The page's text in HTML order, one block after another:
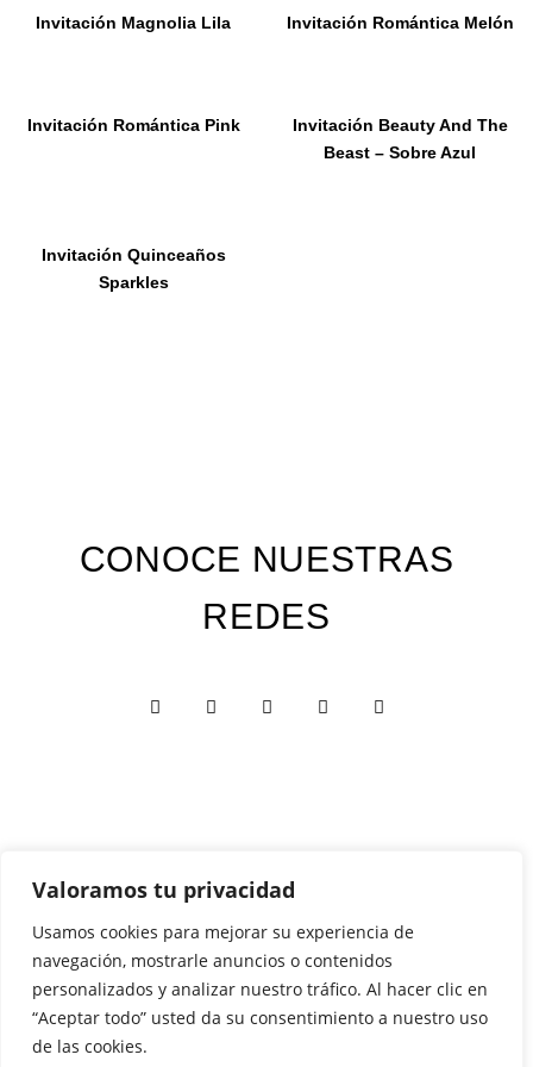
Valoramos tu privacidad
Usamos cookies para mejorar su experiencia de
navegación, mostrarle anuncios o contenidos
personalizados y analizar nuestro tráfico. Al hacer clic en
“Aceptar todo” usted da su consentimiento a nuestro uso
de las cookies.
Invitación Magnolia Lila Invitación Romántica Melón
Invitación Romántica Pink
Invitación Beauty And The
Beast – Sobre Azul
Invitación Quinceaños
Sparkles
CONOCE NUESTRAS
REDES
Custom Edition
Express Edition
Digital Edition